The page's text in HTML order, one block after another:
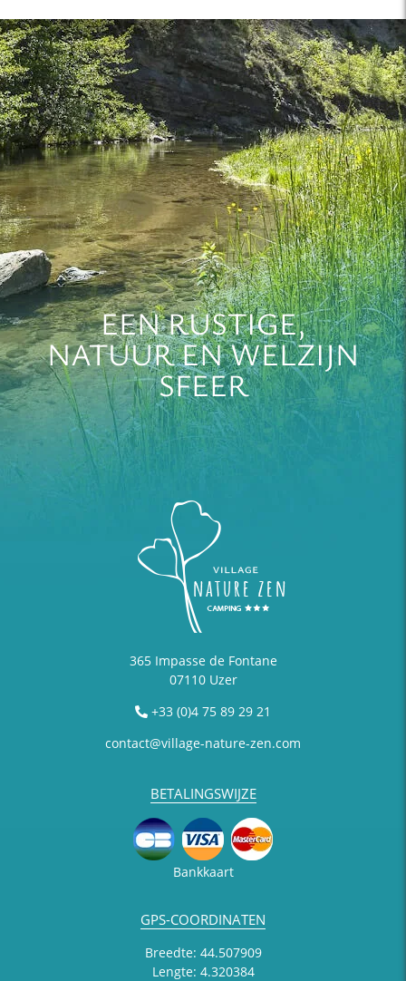
EEN RUSTIGE,
NATUUR EN WELZIJN
SFEER
365 Impasse de Fontane
07110 Uzer
+33 (0)4 75 89 29 21
contact@village-nature-zen.com
BETALINGSWIJZE
Bankkaart
GPS-COORDINATEN
Breedte: 44.507909
Lengte: 4.320384